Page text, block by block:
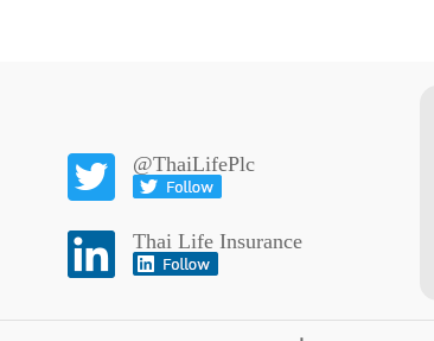
@ThaiLifePlc
Thai Life Insurance